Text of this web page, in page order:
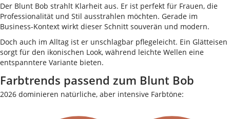
Der Blunt Bob strahlt Klarheit aus. Er ist perfekt für Frauen, die
Professionalität und Stil ausstrahlen möchten. Gerade im
Business-Kontext wirkt dieser Schnitt souverän und modern.
Doch auch im Alltag ist er unschlagbar pflegeleicht. Ein Glätteisen
sorgt für den ikonischen Look, während leichte Wellen eine
entspanntere Variante bieten.
Farbtrends passend zum Blunt Bob
2026 dominieren natürliche, aber intensive Farbtöne: